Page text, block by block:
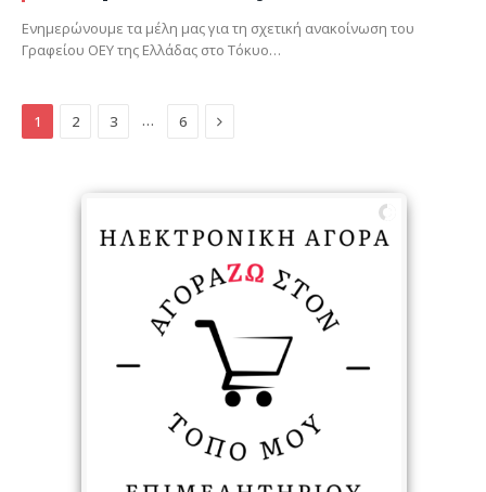
Ενημερώνουμε τα μέλη μας για τη σχετική ανακοίνωση του
Γραφείου ΟΕΥ της Ελλάδας στο Τόκυο…
1 2 3 … 6 Next